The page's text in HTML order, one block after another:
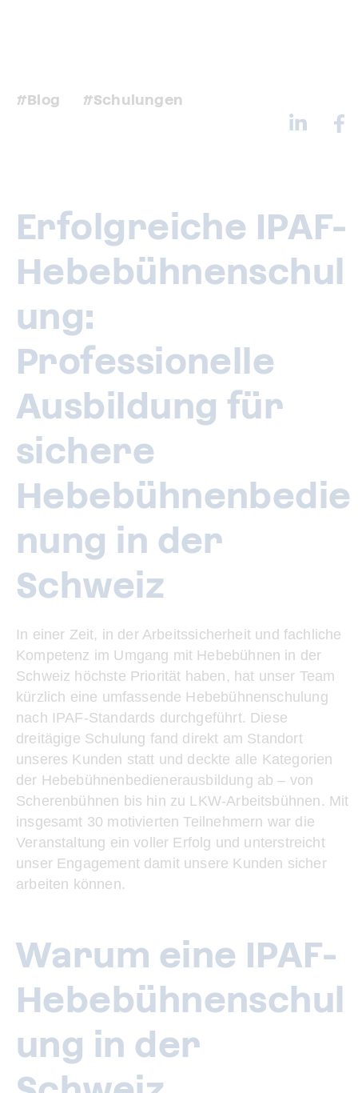
Blog Schulungen
Erfolgreiche IPAF-
Hebebühnenschul
ung:
Professionelle
Ausbildung für
sichere
Hebebühnenbedie
nung in der
Schweiz
In einer Zeit, in der Arbeitssicherheit und fachliche
Kompetenz im Umgang mit Hebebühnen in der
Schweiz höchste Priorität haben, hat unser Team
kürzlich eine umfassende Hebebühnenschulung
nach IPAF-Standards durchgeführt. Diese
dreitägige Schulung fand direkt am Standort
unseres Kunden statt und deckte alle Kategorien
der Hebebühnenbedienerausbildung ab – von
Scherenbühnen bis hin zu LKW-Arbeitsbühnen. Mit
insgesamt 30 motivierten Teilnehmern war die
Veranstaltung ein voller Erfolg und unterstreicht
unser Engagement damit unsere Kunden sicher
arbeiten können.
Warum eine IPAF-
Hebebühnenschul
ung in der